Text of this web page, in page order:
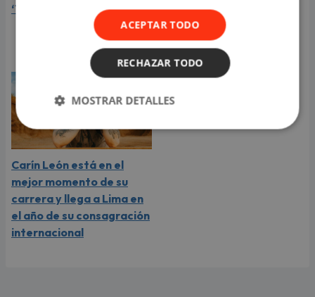
‘Tototo (+4)’
segundo hijo? Mike Bahía
compartió revelador
video
Carín León está en el
mejor momento de su
carrera y llega a Lima en
el año de su consagración
internacional
ACEPTAR TODO
RECHAZAR TODO
MOSTRAR DETALLES